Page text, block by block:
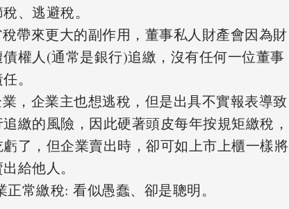
、逃避稅。
帶來更大的副作用，董事私人財產會因為財
權人(通常是銀行)追繳，沒有任何一位董事
。
，企業主也想逃稅，但是出具不實報表導致
繳的風險，因此硬著頭皮每年按規矩繳稅，
了，但企業賣出時，卻可如上市上櫃一樣將
給他人。
常繳稅: 看似愚蠢、卻是聰明。